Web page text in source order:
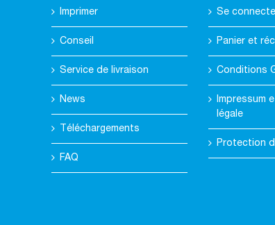
Imprimer
Conseil
Service de livraison
News
Téléchargements
FAQ
Se
Panier et
Conditions
Impressum
légale
Protection